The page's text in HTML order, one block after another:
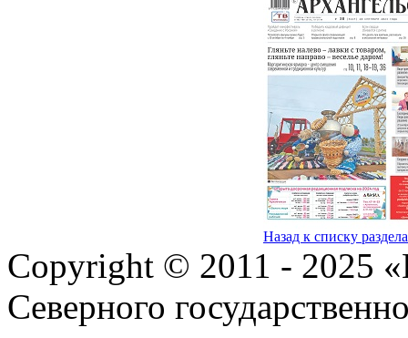
Назад к списку
Copyright © 2011 - 2025
Северного